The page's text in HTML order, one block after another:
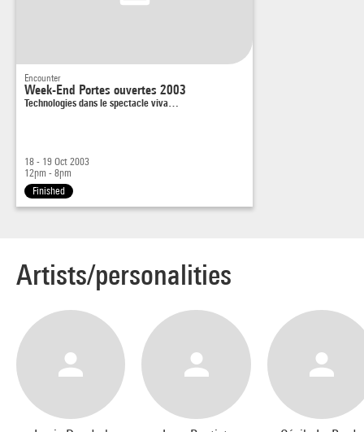
16 h : Les interfaces multimodales intégrant l’haptique –
17 h : Installations sonores
Cécile Le Prado (compositrice).
18 h : Traitement interactif de l’image et du son en live
Encounter
Week-End Portes ouvertes 2003
Technologies dans le spectacle viva…
18 - 19 Oct 2003
12pm - 8pm
Finished
Artists/personalities